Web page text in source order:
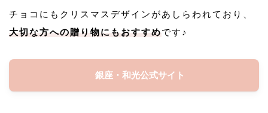
チョコにもクリスマスデザインがあしらわれており、
大切な方への贈り物にもおすすめです♪
銀座・和光公式サイト